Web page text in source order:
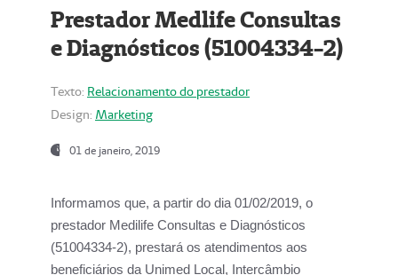
Prestador Medlife Consultas
e Diagnósticos (51004334-2)
Texto: Relacionamento do prestador
Design: Marketing
01 de janeiro, 2019
Informamos que, a partir do dia 01/02/2019, o
prestador Medilife Consultas e Diagnósticos
(51004334-2), prestará os atendimentos aos
beneficiários da Unimed Local, Intercâmbio